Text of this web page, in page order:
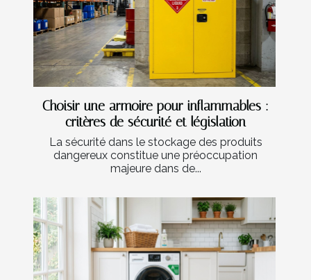
Choisir une armoire pour inflammables :
critères de sécurité et législation
La sécurité dans le stockage des produits
dangereux constitue une préoccupation
majeure dans de...